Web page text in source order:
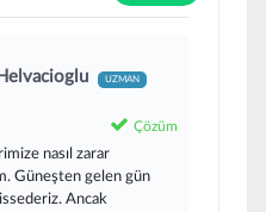
UZMAN
Çözüm
nasıl zarar
Güneşten gelen gün
Ancak